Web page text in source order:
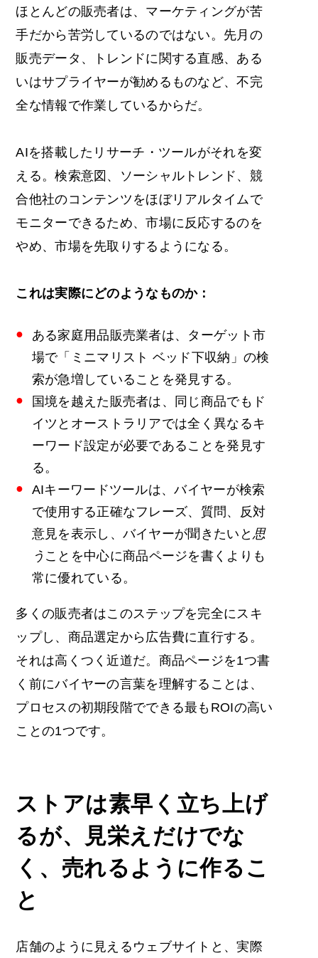
ほとんどの販売者は、マーケティングが苦
手だから苦労しているのではない。先月の
販売データ、トレンドに関する直感、ある
いはサプライヤーが勧めるものなど、不完
全な情報で作業しているからだ。
AIを搭載したリサーチ・ツールがそれを変
える。検索意図、ソーシャルトレンド、競
合他社のコンテンツをほぼリアルタイムで
モニターできるため、市場に反応するのを
やめ、市場を先取りするようになる。
これは実際にどのようなものか：
ある家庭用品販売業者は、ターゲット市
場で「ミニマリスト ベッド下収納」の検
索が急増していることを発見する。
国境を越えた販売者は、同じ商品でもド
イツとオーストラリアでは全く異なるキ
ーワード設定が必要であることを発見す
る。
AIキーワードツールは、バイヤーが検索
で使用する正確なフレーズ、質問、反対
意見を表示し、バイヤーが聞きたいと 思
う ことを中心に商品ページを書くよりも
常に優れている。
多くの販売者はこのステップを完全にスキ
ップし、商品選定から広告費に直行する。
それは高くつく近道だ。商品ページを1つ書
く前にバイヤーの言葉を理解することは、
プロセスの初期段階でできる最もROIの高い
ことの1つです。
ストアは素早く立ち上げ
るが、見栄えだけでな
く、売れるように作るこ
と
店舗のように見えるウェブサイトと、実際